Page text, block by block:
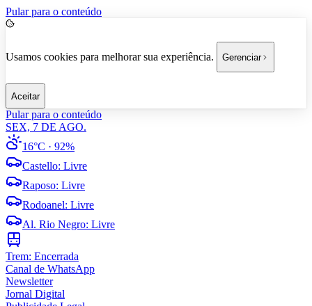
Pular para o conteúdo
Usamos cookies para melhorar sua experiência. Gerenciar
Aceitar
Pular para o conteúdo
SEX, 7 DE AGO.
16°C · 92%
Castello: Livre
Raposo: Livre
Rodoanel: Livre
Al. Rio Negro: Livre
Trem: Encerrada
Canal de WhatsApp
Newsletter
Jornal Digital